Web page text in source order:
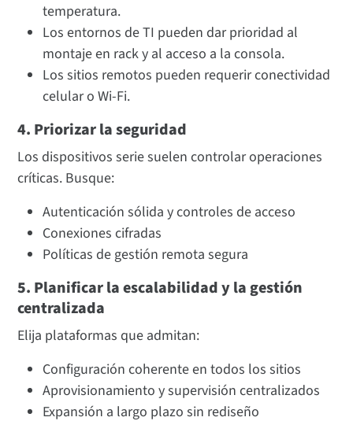
temperatura.
Los entornos de TI pueden dar prioridad al
montaje en rack y al acceso a la consola.
Los sitios remotos pueden requerir conectividad
celular o Wi-Fi.
4. Priorizar la seguridad
Los dispositivos serie suelen controlar operaciones
críticas. Busque:
Autenticación sólida y controles de acceso
Conexiones cifradas
Políticas de gestión remota segura
5. Planificar la escalabilidad y la gestión
centralizada
Elija plataformas que admitan:
Configuración coherente en todos los sitios
Aprovisionamiento y supervisión centralizados
Expansión a largo plazo sin rediseño